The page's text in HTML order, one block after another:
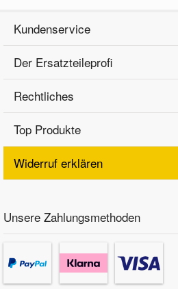
Kundenservice
Der Ersatzteileprofi
Rechtliches
Top Produkte
Widerruf erklären
Unsere Zahlungsmethoden
Volvo Ersatzteile